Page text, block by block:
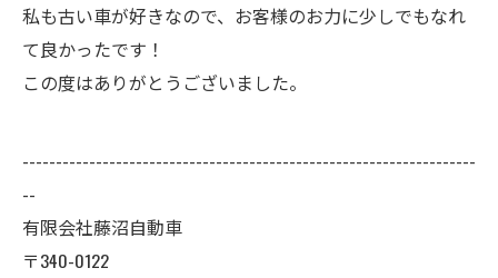
私も古い車が好きなので、お客様のお力に少しでもなれ
て良かったです！
この度はありがとうございました。
--------------------------------------------------------------------
--
有限会社藤沼自動車
〒340-0122